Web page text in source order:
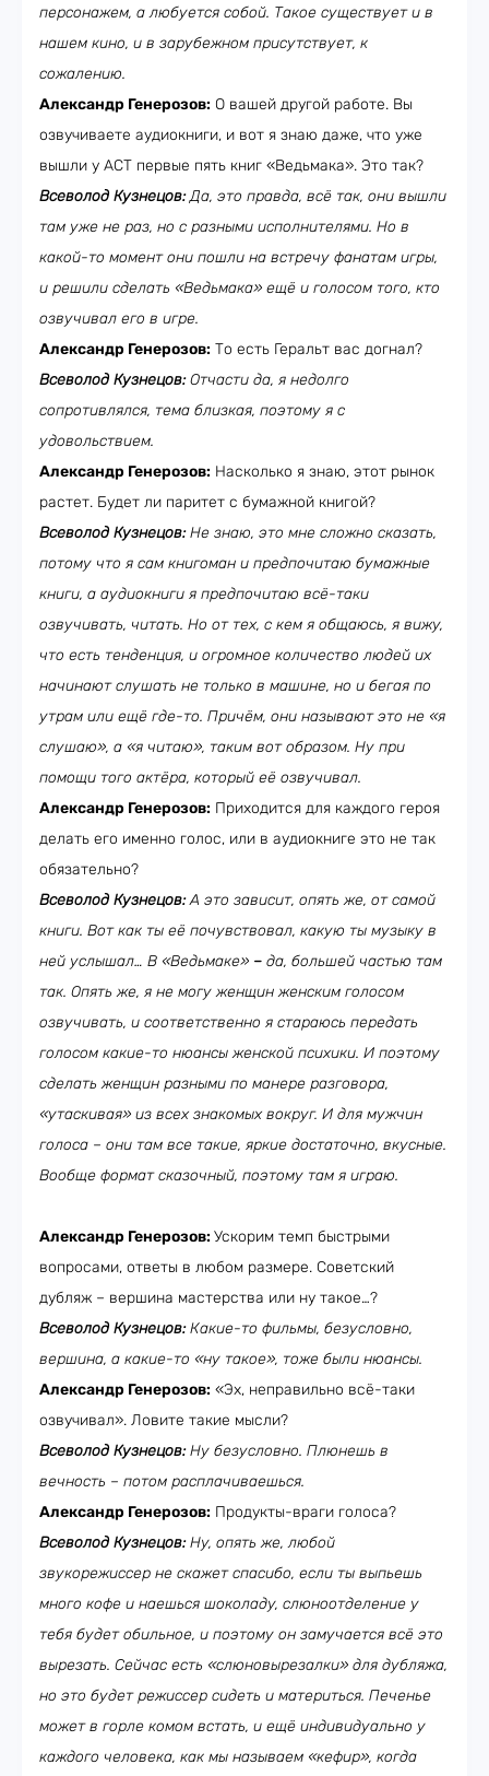
персонажем, а любуется собой. Такое существует и в
нашем кино, и в зарубежном присутствует, к
сожалению.
Александр Генерозов: О вашей другой работе. Вы
озвучиваете аудиокниги, и вот я знаю даже, что уже
вышли у АСТ первые пять книг «Ведьмака». Это так?
Всеволод Кузнецов:Да, это правда, всё так, они вышли
там уже не раз, но с разными исполнителями. Но в
какой-то момент они пошли на встречу фанатам игры,
и решили сделать «Ведьмака» ещё и голосом того, кто
озвучивал его в игре.
Александр Генерозов: То есть Геральт вас догнал?
Всеволод Кузнецов:Отчасти да, я недолго
сопротивлялся, тема близкая, поэтому я с
удовольствием.
Александр Генерозов: Насколько я знаю, этот рынок
растет. Будет ли паритет с бумажной книгой?
Всеволод Кузнецов:Не знаю, это мне сложно сказать,
потому что я сам книгоман и предпочитаю бумажные
книги, а аудиокниги я предпочитаю всё-таки
озвучивать, читать. Но от тех, с кем я общаюсь, я вижу,
что есть тенденция, и огромное количество людей их
начинают слушать не только в машине, но и бегая по
утрам или ещё где-то. Причём, они называют это не «я
слушаю», а «я читаю», таким вот образом. Ну при
помощи того актёра, который её озвучивал.
Александр Генерозов: Приходится для каждого героя
делать его именно голос, или в аудиокниге это не так
обязательно?
Всеволод Кузнецов:А это зависит, опять же, от самой
книги. Вот как ты её почувствовал, какую ты музыку в
ней услышал… В «Ведьмаке» – да, большей частью там
так. Опять же, я не могу женщин женским голосом
озвучивать, и соответственно я стараюсь передать
голосом какие-то нюансы женской психики. И поэтому
сделать женщин разными по манере разговора,
«утаскивая» из всех знакомых вокруг. И для мужчин
голоса – они там все такие, яркие достаточно, вкусные.
Вообще формат сказочный, поэтому там я играю.
Александр Генерозов:Ускорим темп быстрыми
вопросами, ответы в любом размере. Советский
дубляж – вершина мастерства или ну такое…?
Всеволод Кузнецов:Какие-то фильмы, безусловно,
вершина, а какие-то «ну такое», тоже были нюансы.
Александр Генерозов: «Эх, неправильно всё-таки
озвучивал». Ловите такие мысли?
Всеволод Кузнецов:Ну безусловно. Плюнешь в
вечность – потом расплачиваешься.
Александр Генерозов: Продукты-враги голоса?
Всеволод Кузнецов:Ну, опять же, любой
звукорежиссер не скажет спасибо, если ты выпьешь
много кофе и наешься шоколаду, слюноотделение у
тебя будет обильное, и поэтому он замучается всё это
вырезать. Сейчас есть «слюновырезалки» для дубляжа,
но это будет режиссер сидеть и материться. Печенье
может в горле комом встать, и ещё индивидуально у
каждого человека, как мы называем «кефир», когда